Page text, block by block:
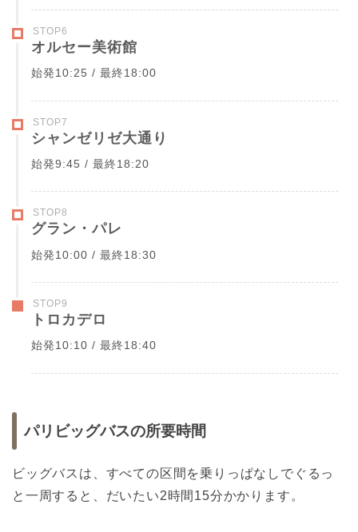
STOP6
オルセー美術館
始発10:25 / 最終18:00
STOP7
シャンゼリゼ大通り
始発9:45 / 最終18:20
STOP8
グラン・パレ
始発10:00 / 最終18:30
STOP9
トロカデロ
始発10:10 / 最終18:40
パリビッグバスの所要時間
ビッグバスは、すべての区間を乗りっぱなしでぐるっ
と一周すると、だいたい2時間15分かかります。